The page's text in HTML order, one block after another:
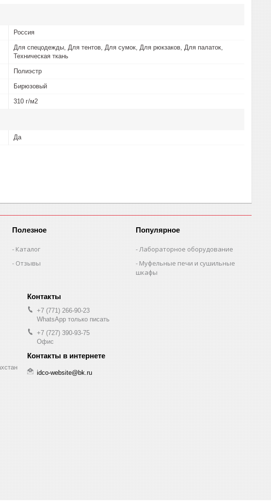
Россия
Для спецодежды, Для тентов, Для сумок, Для рюкзаков, Для палаток,
Техническая ткань
Полиэстр
Бирюзовый
310 г/м2
Да
Полезное
Каталог
Отзывы
Популярное
Лабораторное оборудование
Муфельные печи и сушильные
шкафы
+7 (771) 266-90-23
WhatsApp только писать
+7 (727) 390-93-75
Офис
idco-website@bk.ru